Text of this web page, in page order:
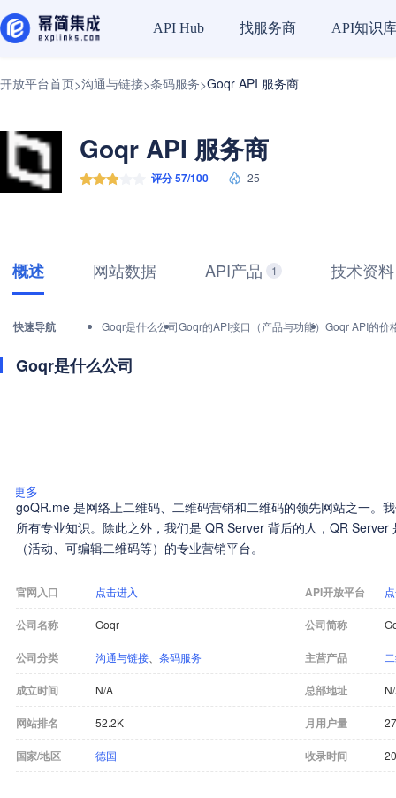
API Hub 找服务商 API知识库
开放平台首页>沟通与链接>条码服务>Goqr API 服务商
Goqr API 服务商
评分 57/100 25
概述 网站数据 API产品 1 技术资料
快速导航 Goqr是什么公司Goqr的API接口（产品与功能） Goqr API的价
Goqr是什么公司
更多
goQR.me 是网络上二维码、二维码营销和二维码的领先网站之一。
所有专业知识。除此之外，我们是 QR Server 背后的人，QR
（活动、可编辑二维码等）的专业营销平台。
官网入口 点击进入 API开放平台
公司名称 Goqr 公司简称
公司分类 沟通与链接 条码服务 主营产品
成立时间 N/A 总部地址
网站排名 52.2K 月用户量
国家/地区 德国 收录时间